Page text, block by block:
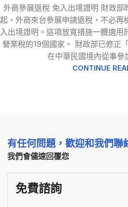
外商參展退稅 免入出境證明 財政部
起，外商來台參展申請退稅，不必再
入出境證明。這項放寬措施一體適
營業稅的19個國家。 財政部已修正
在中華民國境內從事參
CONTINUE
有任何問題，歡迎和我們聯
我們會儘速回覆您
免費諮詢